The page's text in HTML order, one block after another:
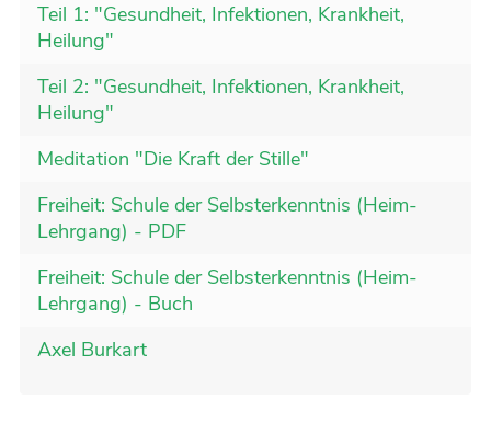
Teil 1: "Gesundheit, Infektionen, Krankheit,
Heilung"
Teil 2: "Gesundheit, Infektionen, Krankheit,
Heilung"
Meditation "Die Kraft der Stille"
Freiheit: Schule der Selbsterkenntnis (Heim-
Lehrgang) - PDF
Freiheit: Schule der Selbsterkenntnis (Heim-
Lehrgang) - Buch
Axel Burkart